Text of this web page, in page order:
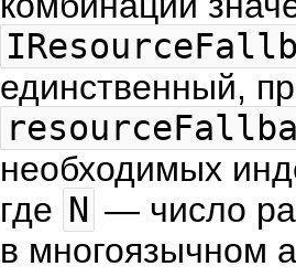
единственный,
необходимых
где N — число
в многоязычном